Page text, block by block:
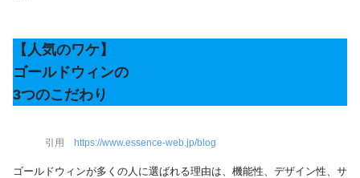
【人気のワケ】
ゴールドウィンの
3つのこだわり
引用 https://www.essence-web.jp/blog
ゴールドウィンが多くの人に選ばれる理由は、機能性、デザイン性、サ